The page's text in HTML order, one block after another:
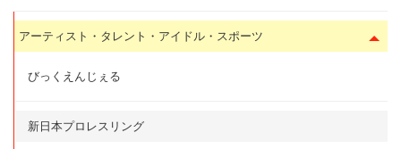
アーティスト・タレント・アイドル・スポーツ
びっくえんじぇる
新日本プロレスリング